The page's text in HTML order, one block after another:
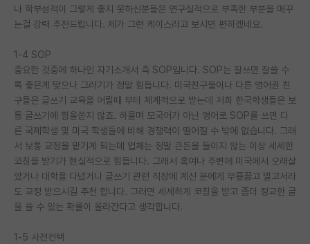
나 학부성적이 그렇게 좋지 못하신분들은 연구실적으로 부족한 부분을 매꾸
는걸 강력 추천드립니다. 제가 그런 케이스라고 보시면 편하겠네요.
1-4 SOP
중요한 것중에 하나인 자기소개서 즉 SOP입니다. SOP는 잘쓰면 잘쓸 수
록 좋은게 맞으나 그러기가 정말 힘듭니다. 미국친구들이나 다른 영어권 친
구들은 글쓰기 교육을 어릴때 부터 체계적으로 받는데 저희 한국학생들은 보
통 글쓰기에 힘을쏟지 않죠. 하물며 모국어가 아닌 영어로 SOP를 쓰면 다
른 국제학생 및 미국 학생들에 비해 경쟁력이 떨어질 수 밖에 없습니다. 그래
서 보통 교정을 맡기게 되는데 업체는 정말 큰돈을 들이지 않는 이상 세세한
코칭을 받기가 현실적으로 힘듭니다. 그래서 혹여나 주변에 미국에서 오래살
았거나 대학을 다녔거나 글쓰기 관련 직장에 계신 분에게 무릎꿇고 빌고서라
도 교정 받으시길 추천 합니다. 그러면 세세하게 코칭을 받고 좀더 정교한 글
을 쓸 수 있는 확률이 올라간다고 생각합니다.
1-5 사전컨택